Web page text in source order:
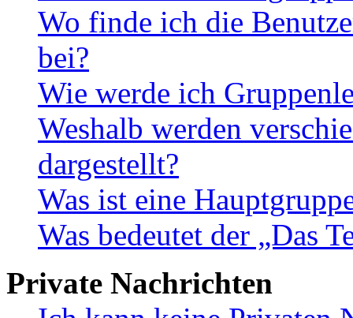
Wo finde ich die
bei?
Wie werde ich
Weshalb werden
dargestellt?
Was ist eine
Was bedeutet der „Das
Private Nachrichten